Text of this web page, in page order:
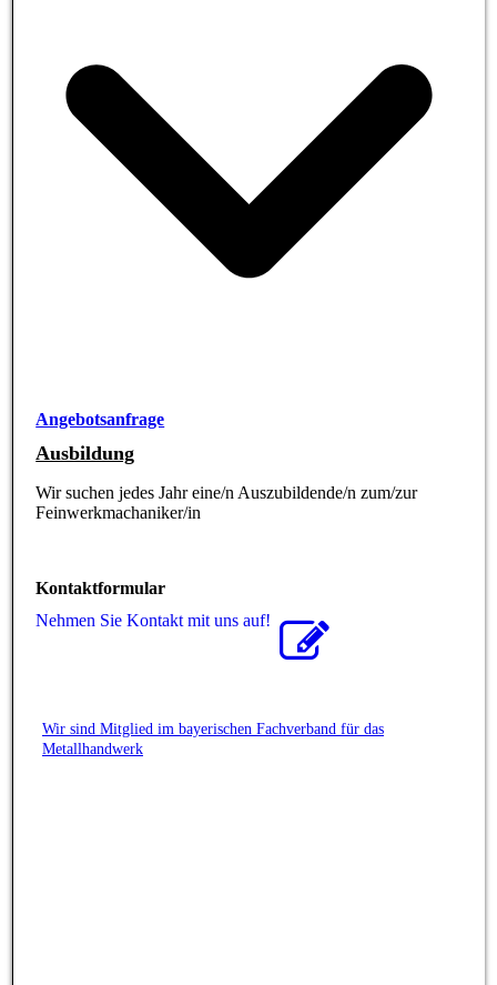
Angebotsanfrage
Ausbildung
Wir suchen jedes Jahr eine/n Auszubildende/n zum/zur
Feinwerkmachaniker/in
Kontaktformular
Nehmen Sie Kontakt mit uns auf!
Wir sind Mitglied im bayerischen Fachverband für das
Metallhandwerk